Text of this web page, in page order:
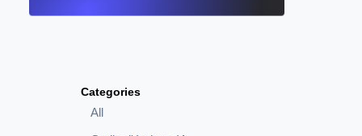
Categories
All